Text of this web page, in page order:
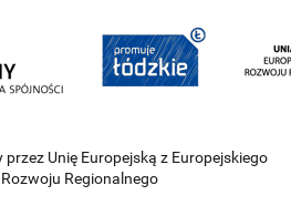
Unię Europejską z Europejskiego
Regionalnego